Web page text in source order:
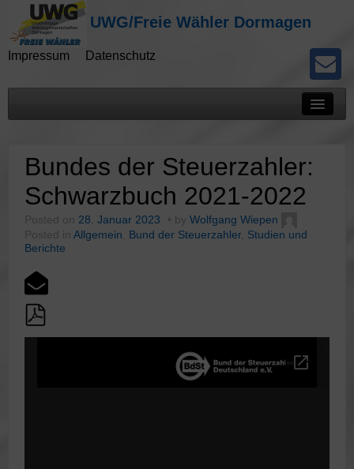
UWG/Freie Wähler Dormagen
Impressum Datenschutz
Presseberichte
Kommunalwahlen
Potokolle
Bundes der Steuerzahler:
Schwarzbuch 2021-2022
Posted on 28. Januar 2023 by Wolfgang Wiepen
Posted in Allgemein Bund der Steuerzahler, Studien und
Berichte